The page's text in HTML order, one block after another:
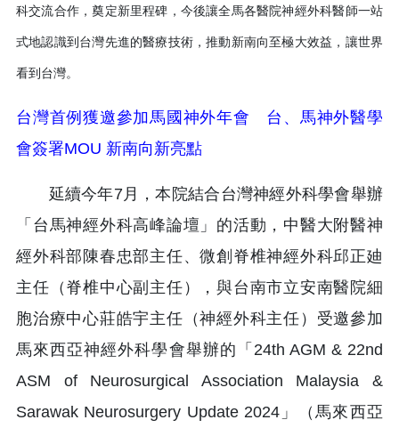
科交流合作，奠定新里程碑，今後讓全馬各醫院神經外科醫師一站
式地認識到台灣先進的醫療技術，推動新南向至極大效益，讓世界
看到台灣。
台灣首例獲邀參加馬國神外年會 台、馬神外醫學
會簽署MOU 新南向新亮點
延續今年7月，本院結合台灣神經外科學會舉辦
「台馬神經外科高峰論壇」的活動，中醫大附醫神
經外科部陳春忠部主任、微創脊椎神經外科邱正廸
主任（脊椎中心副主任），與台南市立安南醫院細
胞治療中心莊皓宇主任（神經外科主任）受邀參加
馬來西亞神經外科學會舉辦的「24th AGM & 22nd
ASM of Neurosurgical Association Malaysia &
Sarawak Neurosurgery Update 2024」（馬來西亞